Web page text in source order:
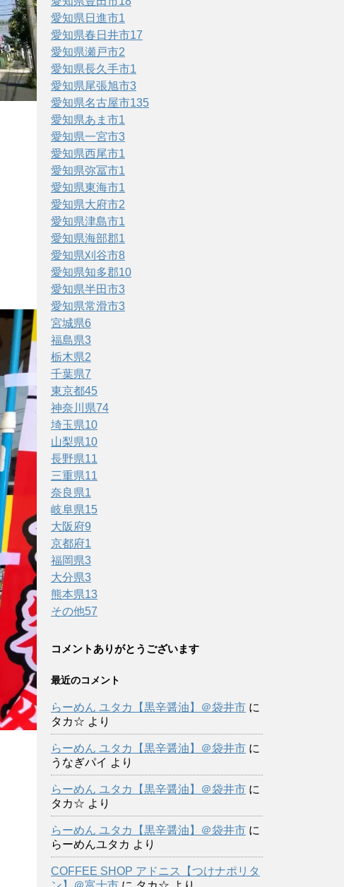
愛知県日進市1
愛知県春日井市17
愛知県瀬戸市2
愛知県長久手市1
愛知県尾張旭市3
愛知県名古屋市135
愛知県あま市1
愛知県一宮市3
愛知県西尾市1
愛知県弥冨市1
愛知県東海市1
愛知県大府市2
愛知県津島市1
愛知県海部郡1
愛知県刈谷市8
愛知県知多郡10
愛知県半田市3
愛知県常滑市3
宮城県6
福島県3
栃木県2
千葉県7
東京都45
神奈川県74
埼玉県10
山梨県10
長野県11
三重県11
奈良県1
岐阜県15
大阪府9
京都府1
福岡県3
大分県3
熊本県13
その他57
コメントありがとうございます
最近のコメント
らーめん ユタカ【黒辛醤油】＠袋井市 に
タカ☆ より
らーめん ユタカ【黒辛醤油】＠袋井市 に
うなぎパイ より
らーめん ユタカ【黒辛醤油】＠袋井市 に
タカ☆ より
らーめん ユタカ【黒辛醤油】＠袋井市 に
らーめんユタカ より
COFFEE SHOP アドニス【つけナポリタ